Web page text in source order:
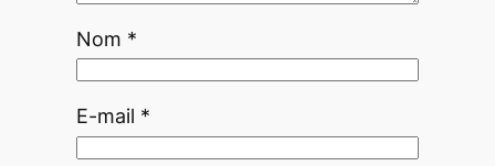
Nom *
E-mail *